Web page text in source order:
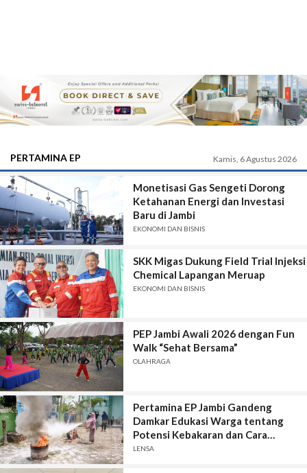
PERTAMINA EP Kamis, 6 Agustus 2026
Monetisasi Gas Sengeti Dorong
Ketahanan Energi dan Investasi
Baru di Jambi
EKONOMI DAN BISNIS
SKK Migas Dukung Field Trial Injeksi
Chemical Lapangan Meruap
EKONOMI DAN BISNIS
PEP Jambi Awali 2026 dengan Fun
Walk “Sehat Bersama”
OLAHRAGA
Pertamina EP Jambi Gandeng
Damkar Edukasi Warga tentang
Potensi Kebakaran dan Cara
Padamkan Api Ringan
LENSA